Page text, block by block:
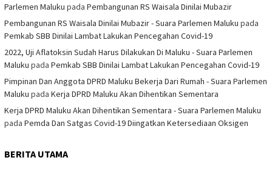
Parlemen Maluku pada Pembangunan RS Waisala Dinilai Mubazir
Pembangunan RS Waisala Dinilai Mubazir - Suara Parlemen Maluku pada
Pemkab SBB Dinilai Lambat Lakukan Pencegahan Covid-19
2022, Uji Aflatoksin Sudah Harus Dilakukan Di Maluku - Suara Parlemen
Maluku pada Pemkab SBB Dinilai Lambat Lakukan Pencegahan Covid-19
Pimpinan Dan Anggota DPRD Maluku Bekerja Dari Rumah - Suara Parlemen
Maluku pada Kerja DPRD Maluku Akan Dihentikan Sementara
Kerja DPRD Maluku Akan Dihentikan Sementara - Suara Parlemen Maluku
pada Pemda Dan Satgas Covid-19 Diingatkan Ketersediaan Oksigen
BERITA UTAMA